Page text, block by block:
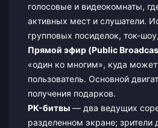
голосовые и видеокомнаты,
активных мест и слушатели.
групповых посиделок, ток-
Прямой эфир (Public
«один ко многим», куда
пользователь. Основной
получения подарков.
PK-битвы— два ведущих
разделенном экране; зрители